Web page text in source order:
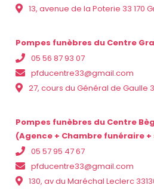
13, avenue de la Poterie 33 170
Pompes funèbres du Centre
05 56 87 93 07
pfducentre33@gmail.com
27, cours du Général de Gaulle
Pompes funèbres du Centre
(Agence + Chambre funéraire
05 57 95 47 67
pfducentre33@gmail.com
130, av du Maréchal Leclerc